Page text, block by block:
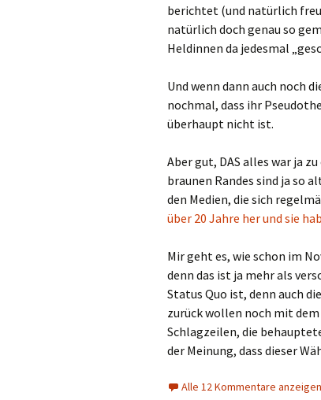
berichtet (und natürlich
natürlich doch genau so
Heldinnen da jedesmal
Und wenn dann auch noch
nochmal, dass ihr
überhaupt nicht ist.
Aber gut, DAS alles war ja
braunen Randes sind ja so
den Medien, die sich
über 20 Jahre her und sie
Mir geht es, wie schon im
denn das ist ja mehr als
Status Quo ist, denn auch
zurück wollen noch mit
Schlagzeilen, die
der Meinung, dass dieser
Alle 12 Kommentare anzeigen